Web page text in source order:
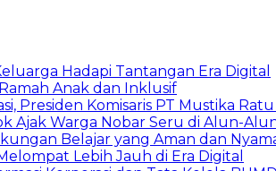
Hadapi Tantangan Era Digital
Anak dan Inklusif
Presiden Komisaris PT Mustika
Ajak Warga Nobar Seru di Alun-
Belajar yang Aman dan
Lebih Jauh di Era Digital